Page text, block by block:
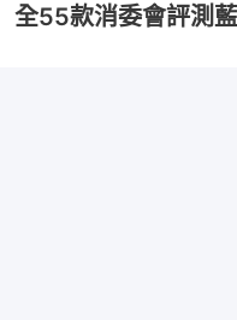
全55款消委會評測